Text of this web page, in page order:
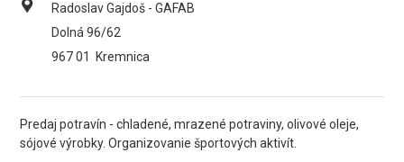
Radoslav Gajdoš - GAFAB
Dolná 96/62
967 01
Kremnica
Predaj potravín - chladené, mrazené potraviny, olivové oleje,
sójové výrobky. Organizovanie športových aktivít.